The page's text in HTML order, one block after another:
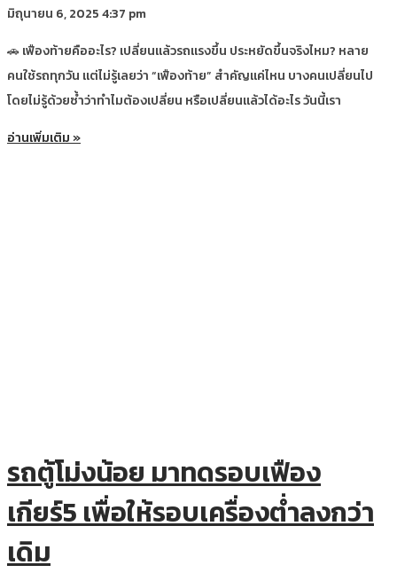
มิถุนายน 6, 20254:37 pm
🚗 เฟืองท้ายคืออะไร? เปลี่ยนแล้วรถแรงขึ้น ประหยัดขึ้นจริงไหม? หลาย
คนใช้รถทุกวัน แต่ไม่รู้เลยว่า “เฟืองท้าย” สำคัญแค่ไหน บางคนเปลี่ยนไป
โดยไม่รู้ด้วยซ้ำว่าทำไมต้องเปลี่ยน หรือเปลี่ยนแล้วได้อะไร วันนี้เรา
อ่านเพิ่มเติม »
รถตู้โม่งน้อย มาทดรอบเฟือง
เกียร์5 เพื่อให้รอบเครื่องต่ำลงกว่า
เดิม